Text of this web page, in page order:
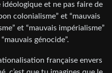
et ne pas faire de
colonialisme” et “mauvais
et “mauvais impérialisme”
génocide”.
française envers